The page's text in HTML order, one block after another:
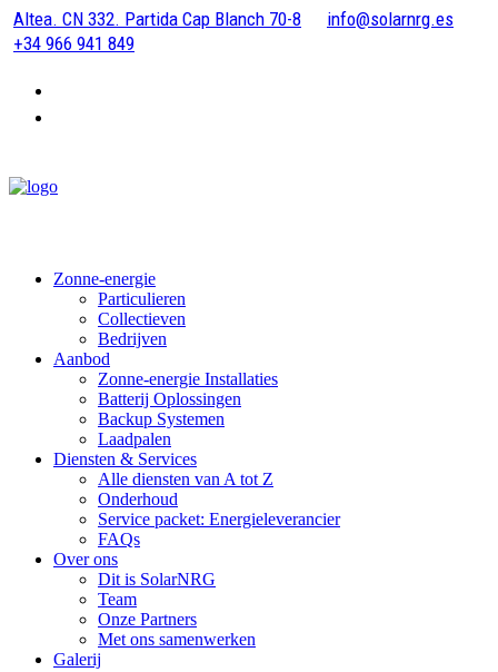
Altea. CN 332. Partida Cap Blanch 70-8
info@solarnrg.es
+34 966 941 849
Zonne-energie
Particulieren
Collectieven
Bedrijven
Aanbod
Zonne-energie Installaties
Batterij Oplossingen
Backup Systemen
Laadpalen
Diensten & Services
Alle diensten van A tot Z
Onderhoud
Service packet: Energieleverancier
FAQs
Over ons
Dit is SolarNRG
Team
Onze Partners
Met ons samenwerken
Galerij